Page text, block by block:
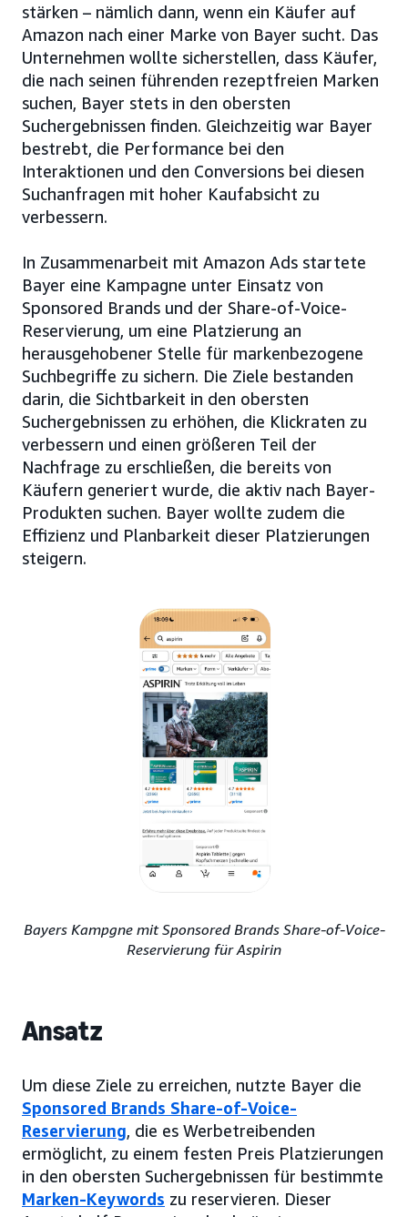
stärken – nämlich dann, wenn ein Käufer auf
Amazon nach einer Marke von Bayer sucht. Das
Unternehmen wollte sicherstellen, dass Käufer,
die nach seinen führenden rezeptfreien Marken
suchen, Bayer stets in den obersten
Suchergebnissen finden. Gleichzeitig war Bayer
bestrebt, die Performance bei den
Interaktionen und den Conversions bei diesen
Suchanfragen mit hoher Kaufabsicht zu
verbessern.
In Zusammenarbeit mit Amazon Ads startete
Bayer eine Kampagne unter Einsatz von
Sponsored Brands und der Share-of-Voice-
Reservierung, um eine Platzierung an
herausgehobener Stelle für markenbezogene
Suchbegriffe zu sichern. Die Ziele bestanden
darin, die Sichtbarkeit in den obersten
Suchergebnissen zu erhöhen, die Klickraten zu
verbessern und einen größeren Teil der
Nachfrage zu erschließen, die bereits von
Käufern generiert wurde, die aktiv nach Bayer-
Produkten suchen. Bayer wollte zudem die
Effizienz und Planbarkeit dieser Platzierungen
steigern.
Bayers Kampgne mit Sponsored Brands Share-of-Voice-
Reservierung für Aspirin
Ansatz
Um diese Ziele zu erreichen, nutzte Bayer die
Sponsored Brands Share-of-Voice-
Reservierung, die es Werbetreibenden
ermöglicht, zu einem festen Preis Platzierungen
in den obersten Suchergebnissen für bestimmte
Marken-Keywords zu reservieren. Dieser